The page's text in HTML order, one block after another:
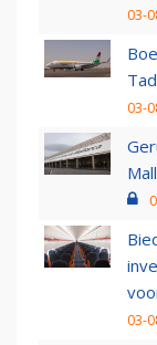
03-
03-
03-